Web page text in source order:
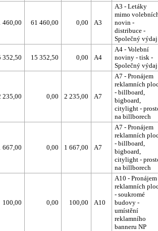
460,00 61 460,00 0,00 A3
A3 - Letáky
mimo
novin -
distribuce -
Společný výdaj
352,50 15 352,50 0,00 A4
A4 - Volební
noviny - tisk -
Společný výdaj
235,00 0,00 2 235,00 A7
A7 - Pronájem
reklamních
- billboard,
bigboard,
citylight -
na billborech
667,00 0,00 1 667,00 A7
A7 - Pronájem
reklamních
- billboard,
bigboard,
citylight -
na billborech
100,00 0,00 100,00 A10
A10 - Pronájem
reklamních
- soukromé
budovy -
umístění
reklamního
banneru NP